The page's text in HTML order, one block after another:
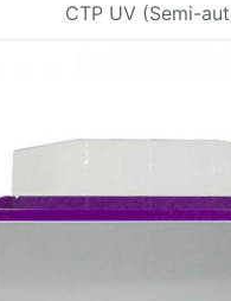
CTP UV (Semi-